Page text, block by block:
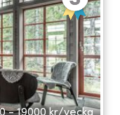
- 19000 kr/vecka